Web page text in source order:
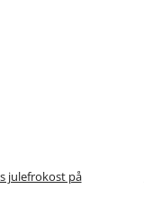
julefrokost på